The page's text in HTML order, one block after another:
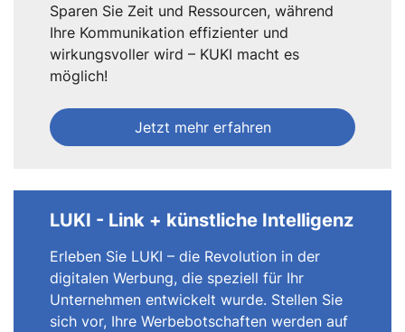
Sparen Sie Zeit und Ressourcen, während
Ihre Kommunikation effizienter und
wirkungsvoller wird – KUKI macht es
möglich!
Jetzt mehr erfahren
LUKI - Link + künstliche Intelligenz
Erleben Sie LUKI – die Revolution in der
digitalen Werbung, die speziell für Ihr
Unternehmen entwickelt wurde. Stellen Sie
sich vor, Ihre Werbebotschaften werden auf